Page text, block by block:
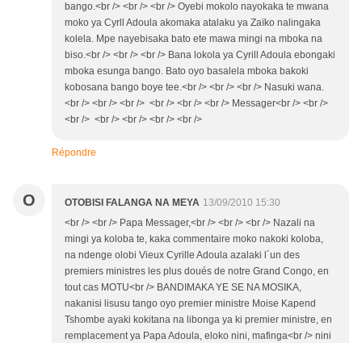
bango.<br /> <br /> <br /> Oyebi mokolo nayokaka te mwana
moko ya Cyrll Adoula akomaka atalaku ya Zaïko nalingaka
kolela. Mpe nayebisaka bato ete mawa mingi na mboka na
biso.<br /> <br /> <br /> Bana lokola ya Cyrill Adoula ebongaki
mboka esunga bango. Bato oyo basalela mboka bakoki
kobosana bango boye tee.<br /> <br /> <br /> Nasuki wana.
<br /> <br /> <br /> <br /> <br /> <br /> Messager<br /> <br />
<br /> <br /> <br /> <br /> <br />
Répondre
O OTOBISI FALANGA NA MEYA 13/09/2010 15:30
<br /> <br /> Papa Messager,<br /> <br /> <br /> Nazali na
mingi ya koloba te, kaka commentaire moko nakoki koloba,
na ndenge olobi Vieux Cyrille Adoula azalaki l´un des
premiers ministres les plus doués de notre Grand Congo, en
tout cas MOTU<br /> BANDIMAKA YE SE NA MOSIKA,
nakanisi lisusu tango oyo premier ministre Moise Kapend
Tshombe ayaki kokitana na libonga ya ki premier ministre, en
remplacement ya Papa Adoula, eloko nini, mafinga<br /> nini